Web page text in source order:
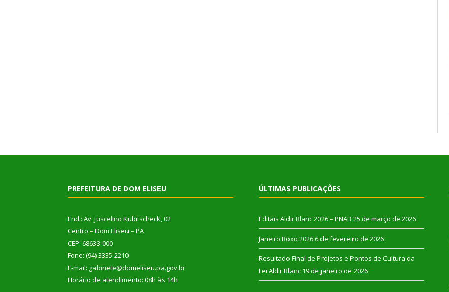
PREFEITURA DE DOM ELISEU
End.: Av. Juscelino Kubitscheck, 02
Centro – Dom Eliseu – PA
CEP: 68633-000
Fone: (94) 3335-2210
E-mail: gabinete@domeliseu.pa.gov.br
Horário de atendimento: 08h às 14h
ÚLTIMAS PUBLICAÇÕES
Editais Aldir Blanc 2026 – PNAB 25 de março de 2026
Janeiro Roxo 2026 6 de fevereiro de 2026
Resultado Final de Projetos e Pontos de Cultura da
Lei Aldir Blanc 19 de janeiro de 2026